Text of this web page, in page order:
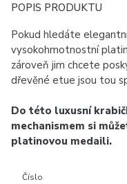
POPIS PRODUKTU
Pokud hledáte
vysokohmotnostní
zároveň jim chcete
dřevěné etue jsou tou
Do této luxusní
mechanismem si
platinovou medaili.
Číslo